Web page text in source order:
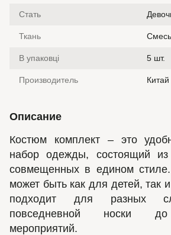
Стать
Ткань
В упаковці 5 шт.
Производитель Китай
Описание
Костюм комплект – это
набор одежды, состоящий
совмещенных в едином
может быть как для детей, так
подходит для разных
повседневной носки до
мероприятий.